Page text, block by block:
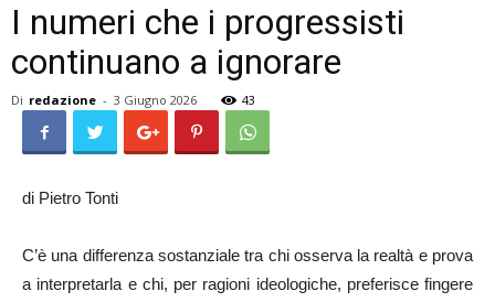
I numeri che i progressisti
continuano a ignorare
Di redazione - 3 Giugno 2026 43
di Pietro Tonti
C’è una differenza sostanziale tra chi osserva la realtà e prova
a interpretarla e chi, per ragioni ideologiche, preferisce fingere